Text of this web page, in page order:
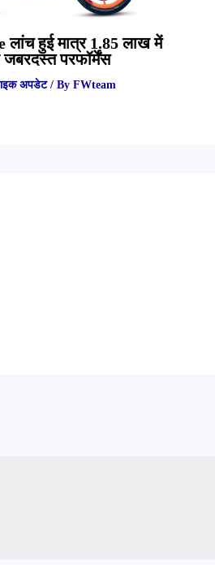
हुई मात्र 1.85 लाख में
परफॉर्मेंस
अपडेट/ By FWteam